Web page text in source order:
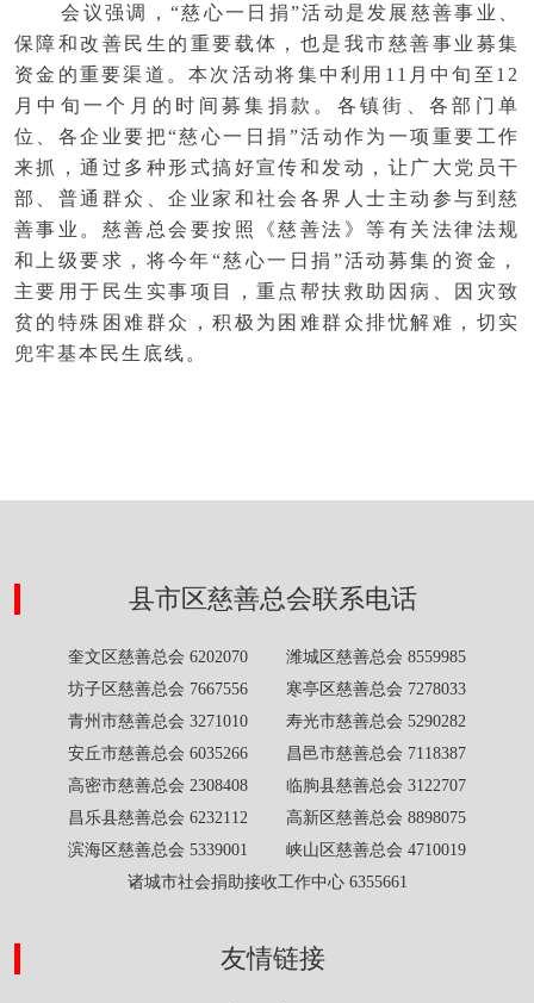
会议强调，“慈心一日捐”活动是发展慈善事业、
保障和改善民生的重要载体，也是我市慈善事业募集
资金的重要渠道。本次活动将集中利用11月中旬至12
月中旬一个月的时间募集捐款。各镇街、各部门单
位、各企业要把“慈心一日捐”活动作为一项重要工作
来抓，通过多种形式搞好宣传和发动，让广大党员干
部、普通群众、企业家和社会各界人士主动参与到慈
善事业。慈善总会要按照《慈善法》等有关法律法规
和上级要求，将今年“慈心一日捐”活动募集的资金，
主要用于民生实事项目，重点帮扶救助因病、因灾致
贫的特殊困难群众，积极为困难群众排忧解难，切实
兜牢基本民生底线。
县市区慈善总会联系电话
奎文区慈善总会 6202070 潍城区慈善总会 8559985
坊子区慈善总会 7667556 寒亭区慈善总会 7278033
青州市慈善总会 3271010 寿光市慈善总会 5290282
安丘市慈善总会 6035266 昌邑市慈善总会 7118387
高密市慈善总会 2308408 临朐县慈善总会 3122707
昌乐县慈善总会 6232112 高新区慈善总会 8898075
滨海区慈善总会 5339001 峡山区慈善总会 4710019
诸城市社会捐助接收工作中心 6355661
友情链接